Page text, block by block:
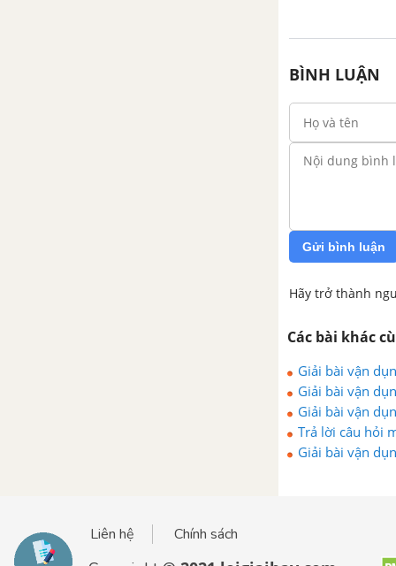
BÌNH LUẬN
Gửi bình luận
Hãy trở thành
Các bài khác
Giải bài vận
Giải bài vận
Giải bài vận
Trả lời câu hỏi
Giải bài vận
Liên hệ Chính sách